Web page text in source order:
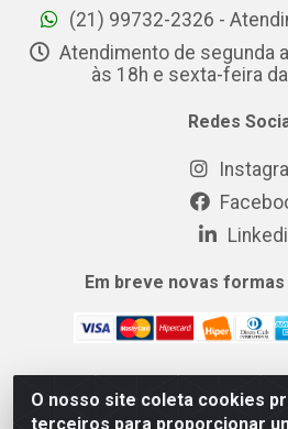
O nosso site coleta cookies
terceiros para proporcionar
(21) 99732-2326 -
Atendimento de segunda
às 18h e sexta-feira
Redes
Em breve novas
MIX CERTO DISTRIBUIDORA DE